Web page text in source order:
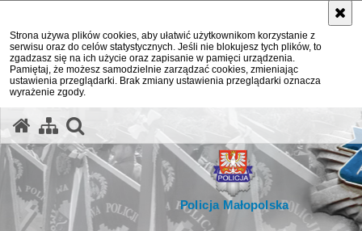
Strona używa plików cookies, aby ułatwić użytkownikom korzystanie z
serwisu oraz do celów statystycznych. Jeśli nie blokujesz tych plików, to
zgadzasz się na ich użycie oraz zapisanie w pamięci urządzenia.
Pamiętaj, że możesz samodzielnie zarządzać cookies, zmieniając
ustawienia przeglądarki. Brak zmiany ustawienia przeglądarki oznacza
wyrażenie zgody.
Policja Małopolska